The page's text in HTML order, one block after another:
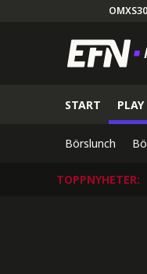
OMXS30
START PLAY
Börslunch
TOPPNYHETER: